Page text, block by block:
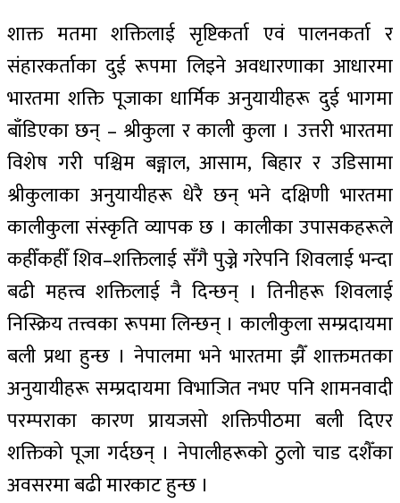
शाक्त मतमा शक्तिलाई सृष्टिकर्ता एवं पालनकर्ता र
संहारकर्ताका दुई रूपमा लिइने अवधारणाका आधारमा
भारतमा शक्ति पूजाका धार्मिक अनुयायीहरू दुई भागमा
बाँडिएका छन् – श्रीकुला र काली कुला । उत्तरी भारतमा
विशेष गरी पश्चिम बङ्गाल, आसाम, बिहार र उडिसामा
श्रीकुलाका अनुयायीहरू धेरै छन् भने दक्षिणी भारतमा
कालीकुला संस्कृति व्यापक छ । कालीका उपासकहरूले
कहीँकहीँ शिव–शक्तिलाई सँगै पुज्ने गरेपनि शिवलाई भन्दा
बढी महत्त्व शक्तिलाई नै दिन्छन् । तिनीहरू शिवलाई
निस्क्रिय तत्त्वका रूपमा लिन्छन् । कालीकुला सम्प्रदायमा
बली प्रथा हुन्छ । नेपालमा भने भारतमा झैँ शाक्तमतका
अनुयायीहरू सम्प्रदायमा विभाजित नभए पनि शामनवादी
परम्पराका कारण प्रायजसो शक्तिपीठमा बली दिएर
शक्तिको पूजा गर्दछन् । नेपालीहरूको ठुलो चाड दशैँका
अवसरमा बढी मारकाट हुन्छ ।